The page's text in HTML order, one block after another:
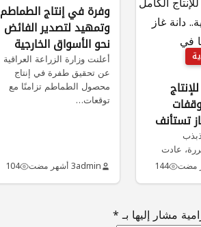
تستأنف
عادت
بشكل
144
وفرة في إنتاج الطماطم
وتمهيد لتصدير الفائض
نحو الأسواق الخارجية
أعلنت وزارة الزراعة العراقية
عن تحقيق طفرة في إنتاج
محصول الطماطم تزامنًا مع
توقعات…
admin3 أشهر مضت 104
مشار إليها بـ*